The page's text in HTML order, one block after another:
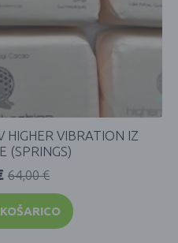
HIGHER VIBRATION IZ
(SPRINGS)
64,00€